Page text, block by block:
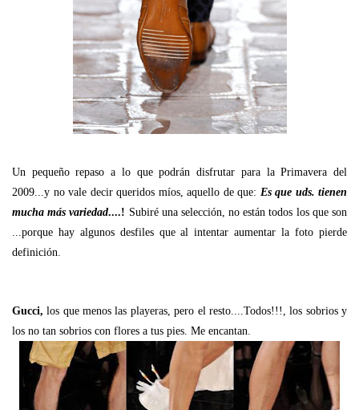
Un pequeño repaso a lo que podrán disfrutar para la Primavera del
2009...y no vale decir queridos míos, aquello de que: Es que uds. tienen
mucha más variedad....! Subiré una selección, no están todos los que son
...porque hay algunos desfiles que al intentar aumentar la foto pierde
definición.
Gucci, los que menos las playeras, pero el resto....Todos!!!, los sobrios y
los no tan sobrios con flores a tus pies. Me encantan.